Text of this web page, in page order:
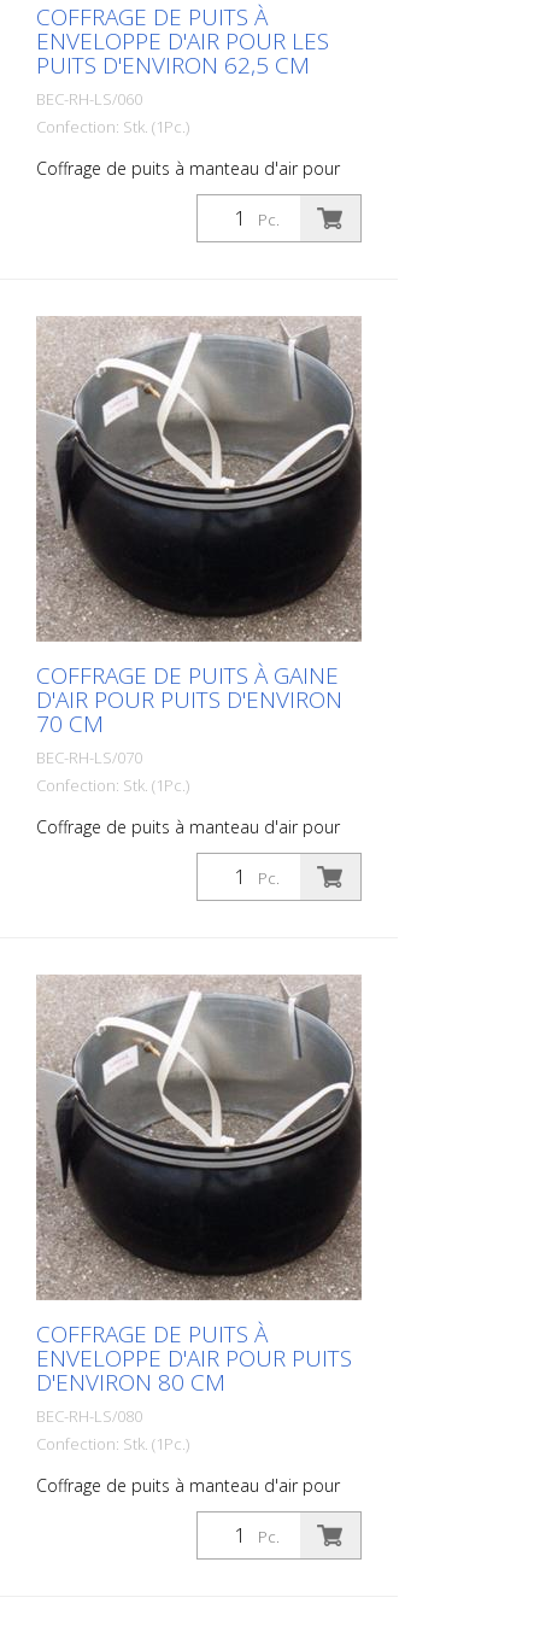
COFFRAGE DE PUITS À
ENVELOPPE D'AIR POUR LES
PUITS D'ENVIRON 62,5 CM
BEC-RH-LS/060
Confection: Stk. (1Pc.)
Coffrage de puits à manteau d'air pour
les puits d'un diamètre intérieur d'environ
Pc.
COFFRAGE DE PUITS À GAINE
D'AIR POUR PUITS D'ENVIRON
70 CM
BEC-RH-LS/070
Confection: Stk. (1Pc.)
Coffrage de puits à manteau d'air pour
les puits d'un diamètre intérieur d'environ
Pc.
COFFRAGE DE PUITS À
ENVELOPPE D'AIR POUR PUITS
D'ENVIRON 80 CM
BEC-RH-LS/080
Confection: Stk. (1Pc.)
Coffrage de puits à manteau d'air pour
les puits d'un diamètre intérieur d'environ
Pc.